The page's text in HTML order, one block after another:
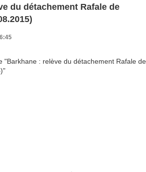
du détachement Rafale de